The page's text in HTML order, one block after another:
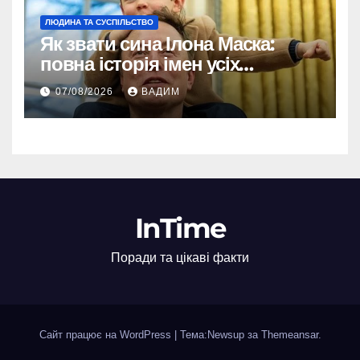
ЛЮДИНА ТА СУСПІЛЬСТВО
Як звати сина Ілона Маска:
повна історія імен усіх
хлопчиків мільярдера
07/08/2026 ВАДИМ
InTime
Поради та цікаві факти
Сайт працює на WordPress Тема:Newsup за Themeansar.